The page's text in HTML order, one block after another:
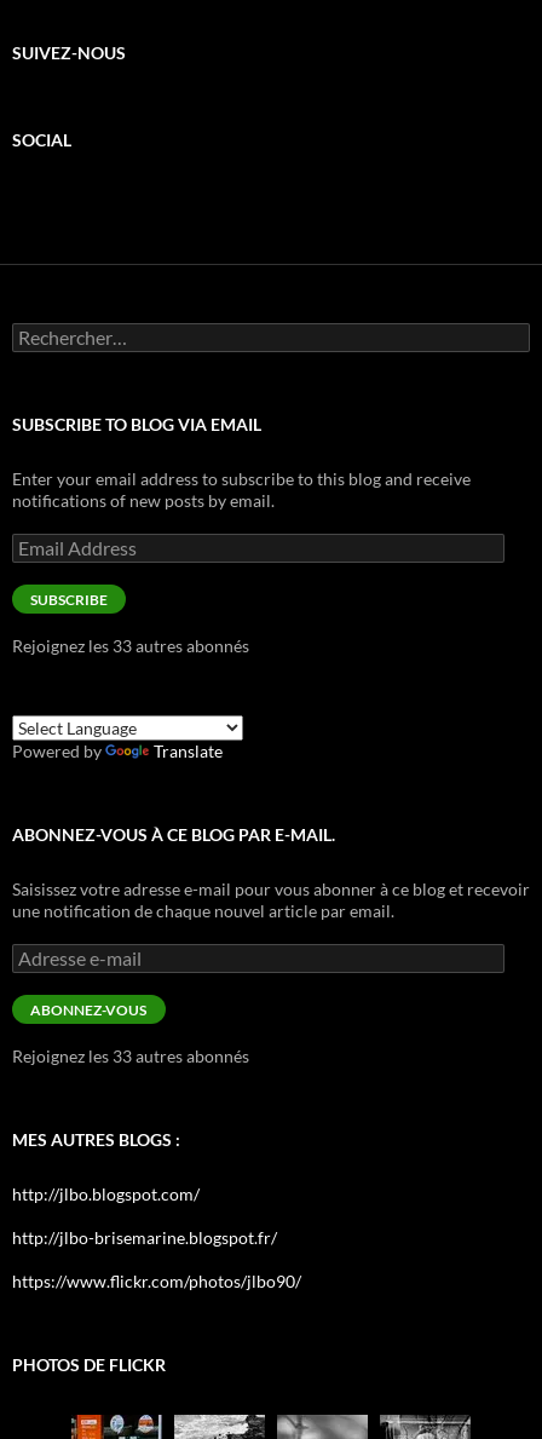
SUIVEZ-NOUS
SOCIAL
Rechercher :
SUBSCRIBE TO BLOG VIA EMAIL
Enter your email address to subscribe to this blog and receive
notifications of new posts by email.
Email
Address
SUBSCRIBE
Rejoignez les 33 autres abonnés
Powered by Translate
ABONNEZ-VOUS À CE BLOG PAR E-MAIL.
Saisissez votre adresse e-mail pour vous abonner à ce blog et recevoir
une notification de chaque nouvel article par email.
Adresse
e-
mail
ABONNEZ-VOUS
Rejoignez les 33 autres abonnés
MES AUTRES BLOGS :
http://jlbo.blogspot.com/
http://jlbo-brisemarine.blogspot.fr/
https://www.flickr.com/photos/jlbo90/
PHOTOS DE FLICKR